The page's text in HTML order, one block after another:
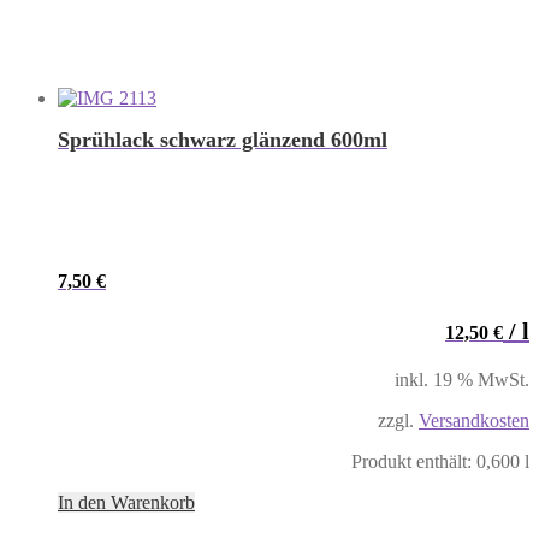
Sprühlack schwarz glänzend 600ml
7,50 €
12,50 € / l
inkl. 19 % MwSt.
zzgl. Versandkosten
Produkt enthält: 0,600 l
In den Warenkorb